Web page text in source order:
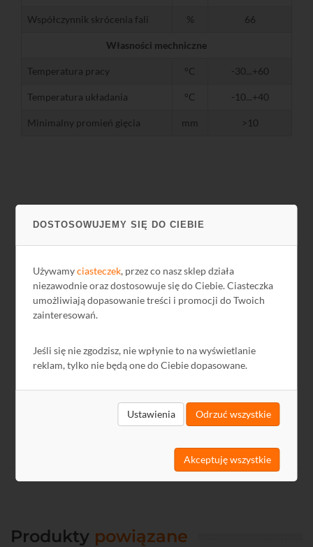
DOSTOSOWUJEMY SIĘ DO CIEBIE
Używamyciasteczek, przez co nasz sklep działa
niezawodnie oraz dostosowuje się do Ciebie. Ciasteczka
umożliwiają dopasowanie treści i promocji do Twoich
zainteresowań.
Jeśli się nie zgodzisz, nie wpłynie to na wyświetlanie
reklam, tylko nie będą one do Ciebie dopasowane.
Ustawienia Odrzuć wszystkie
Akceptuję wszystkie
Współczynnik skrócenia fali % 66
Własności mechniczne
Temperatura pracy °C -30...+60
Temperatura układania °C -10...+40
Minimalny promień gięcia mm >10
Nazwa Język Rozmiar Data
M5997 DoP EN 943,28 KB 2017-06-27
M5997 DoP PL 935,34 KB 2017-06-27
Produkty powiązane